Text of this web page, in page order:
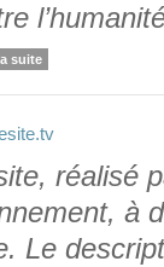
suite
réalisé
à
Le